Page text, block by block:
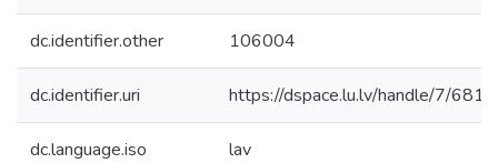
dc.identifier.other 106004
dc.identifier.uri https://dspace.lu.lv/handle/7/
dc.language.iso lav